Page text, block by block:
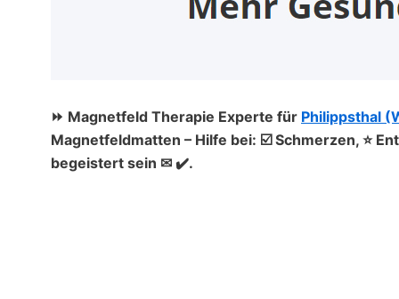
⏩ Magnetfeld Therapie Experte für Philippsthal
Magnetfeldmatten – Hilfe bei: ☑️ Schmerzen, ⭐
begeistert sein ✉ ✔️.